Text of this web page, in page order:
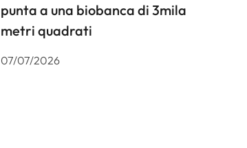
punta a una biobanca di 3mila
metri quadrati
07/07/2026